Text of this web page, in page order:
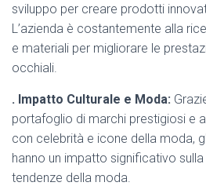
sviluppo per creare prodotti
L’azienda è costantemente alla
e materiali per migliorare le
occhiali.
. Impatto Culturale e Moda:
portafoglio di marchi prestigiosi e
con celebrità e icone della moda,
hanno un impatto significativo
tendenze della moda.